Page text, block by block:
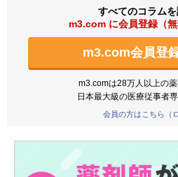
すべてのコラム
m3.com に会員登録（無
m3.com会員登
m3.comは28万人以上の
日本最大級の医療従事者
会員の方はこちら（